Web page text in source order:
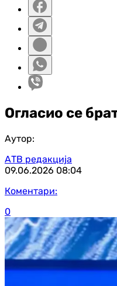
Огласио се
Аутор:
АТВ редакција
09.06.2026 08:04
Коментари:
0